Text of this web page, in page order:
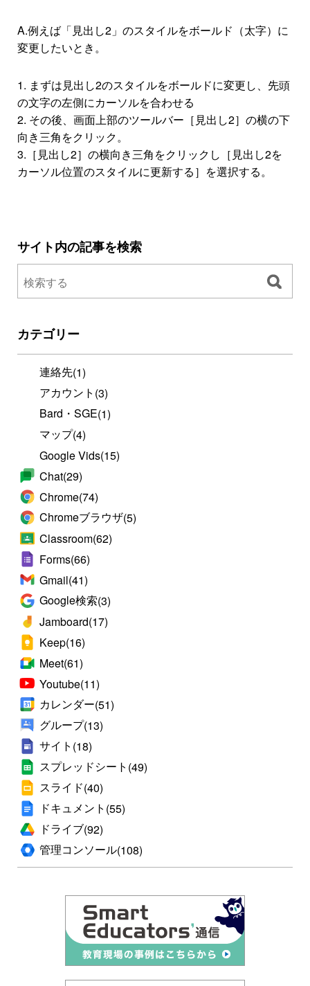
A.例えば「見出し2」のスタイルをボールド（太字）に
変更したいとき。
1. まずは見出し2のスタイルをボールドに変更し、先頭
の文字の左側にカーソルを合わせる
2. その後、画面上部のツールバー［見出し2］の横の下
向き三角をクリック。
3.［見出し2］の横向き三角をクリックし［見出し2を
カーソル位置のスタイルに更新する］を選択する。
サイト内の記事を検索
カテゴリー
連絡先(1)
アカウント (3)
Bard・SGE(1)
マップ(4)
Google Vids(15)
Chat(29)
Chrome(74)
Chromeブラウザ(5)
Classroom(62)
Forms(66)
Gmail(41)
Google検索(3)
Jamboard(17)
Keep(16)
Meet(61)
Youtube(11)
カレンダー(51)
グループ(13)
サイト (18)
スプレッドシート (49)
スライド(40)
ドキュメント (55)
ドライブ(92)
管理コンソール(108)